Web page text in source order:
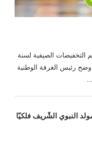
7 أوت 2026، موسم التخفيضات الصيفية لسنة
وأوضح رئيس الغرفة الوطنية
النبوي الشّريف فلكيّا